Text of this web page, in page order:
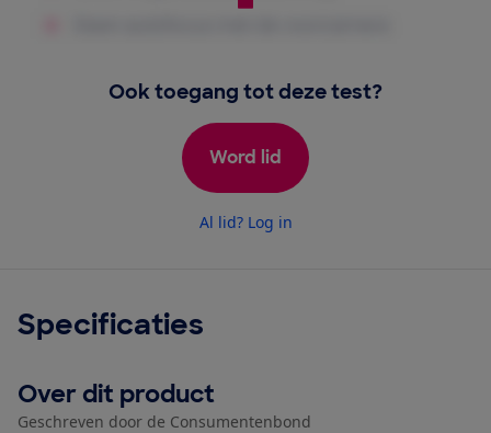
Ook toegang tot deze test?
Word lid
Al lid? Log in
Specificaties
Over dit product
Geschreven door de Consumentenbond